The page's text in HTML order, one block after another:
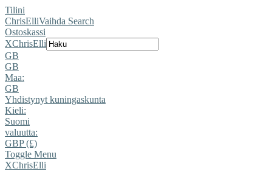
Tilini
ChrisElliVaihda Search
Ostoskassi
XChrisElli
GB
GB
Maa:
GB
Yhdistynyt kuningaskunta
Kieli:
Suomi
valuutta:
GBP (£)
Toggle Menu
XChrisElli